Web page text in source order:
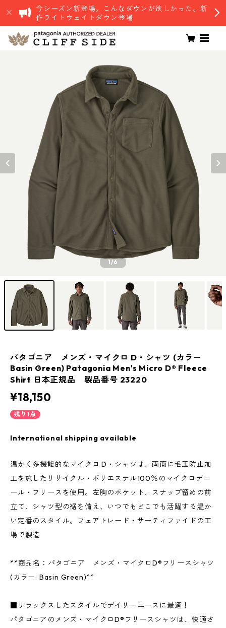
今シーズン新登場。こんなダウンが欲しかった。新
作ライトウェイトダウン登場
1/6
パタゴニア メンズ・マイクロ D・シャツ (カラー
Basin Green) Patagonia Men's Micro D® Fleece
Shirt 日本正規品 製品番号 23220
¥18,150
残り1点
International shipping available
温かく多機能的なマイクロ D・シャツは、両面に毛玉防止加
工を施したリサイクル・ポリエステル100％のマイクロデニ
ール・フリースを使用。左胸のポケット、スナップ留めの前
立て、シャツ型の裾を備え、いつでもどこでも活躍する温か
い定番のスタイル。フェアトレード・サーティファイドの工
場で製造
**商品名：パタゴニア メンズ・マイクロD®フリースシャツ
(カラー: Basin Green)**
■リラックスしたスタイルでデイリーユースに最適！
パタゴニアのメンズ・マイクロD®フリースシャツは、快適さ